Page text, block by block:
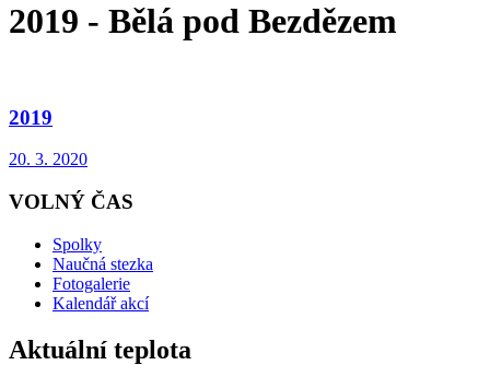
2019 - Bělá pod Bezdězem
2019
20. 3. 2020
VOLNÝ ČAS
Spolky
Naučná stezka
Fotogalerie
Kalendář akcí
Aktuální teplota